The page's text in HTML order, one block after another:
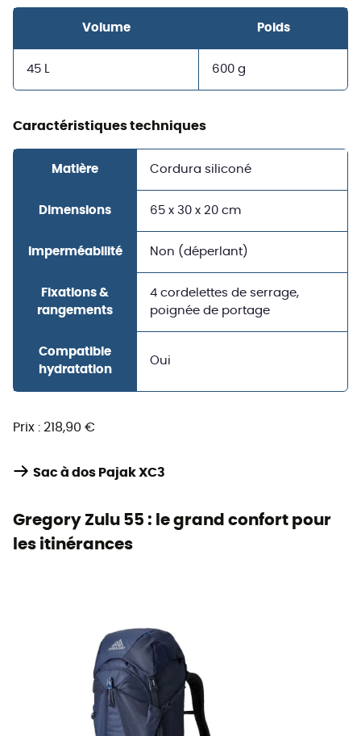
Volume Poids
45 L 600 g
Caractéristiques techniques
Matière Cordura siliconé
Dimensions 65 x 30 x 20 cm
Imperméabilité Non (déperlant)
Fixations &
rangements
4 cordelettes de serrage,
poignée de portage
Compatible
hydratation
Oui
Prix : 218,90 €
Sac à dos Pajak XC3
Gregory Zulu 55 : le grand confort pour
les itinérances